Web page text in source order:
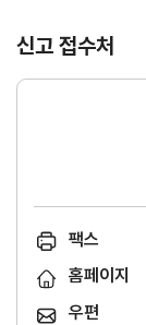
신고 접수처
팩스
홈페이지
우편